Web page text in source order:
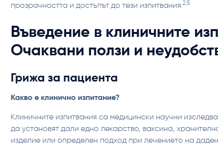
прозрачността и достъпът до тези изпитвания.2,5
Въведение в клиничните
Очаквани ползи и
Грижа за пациента
‍Какво е клинично изпитание?
Клиничните изпитвания са медицински научни
да установят дали едно лекарство, ваксина,
изделие или определен подход при лечението на